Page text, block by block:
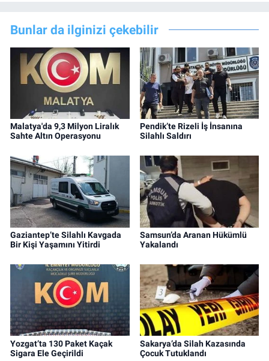
Bunlar da ilginizi çekebilir
Malatya'da 9,3 Milyon Liralık
Sahte Altın Operasyonu
Pendik’te Rizeli İş İnsanına
Silahlı Saldırı
Gaziantep’te Silahlı Kavgada
Bir Kişi Yaşamını Yitirdi
Samsun’da Aranan Hükümlü
Yakalandı
Yozgat’ta 130 Paket Kaçak
Sigara Ele Geçirildi
Sakarya’da Silah Kazasında
Çocuk Tutuklandı